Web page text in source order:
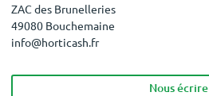
ZAC des Brunelleries
49080 Bouchemaine
info@horticash.fr
Nous écrire